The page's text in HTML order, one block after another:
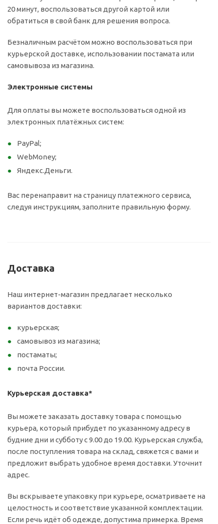
20 минут, воспользоваться другой картой или
обратиться в свой банк для решения вопроса.
Безналичным расчётом можно воспользоваться при
курьерской доставке, использовании постамата или
самовывоза из магазина.
Электронные системы
Для оплаты вы можете воспользоваться одной из
электронных платёжных систем:
PayPal;
WebMoney;
Яндекс.Деньги.
Вас перенаправит на страницу платежного сервиса,
следуя инструкциям, заполните правильную форму.
Доставка
Наш интернет-магазин предлагает несколько
вариантов доставки:
курьерская;
самовывоз из магазина;
постаматы;
почта России.
Курьерская доставка*
Вы можете заказать доставку товара с помощью
курьера, который прибудет по указанному адресу в
будние дни и субботу с 9.00 до 19.00. Курьерская служба,
после поступления товара на склад, свяжется с вами и
предложит выбрать удобное время доставки. Уточнит
адрес.
Вы вскрываете упаковку при курьере, осматриваете на
целостность и соответствие указанной комплектации.
Если речь идёт об одежде, допустима примерка. Время